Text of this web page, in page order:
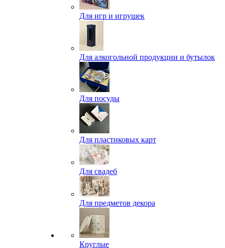
Для игр и игрушек
Для алкогольной продукции и бутылок
Для посуды
Для пластиковых карт
Для свадеб
Для предметов декора
Круглые